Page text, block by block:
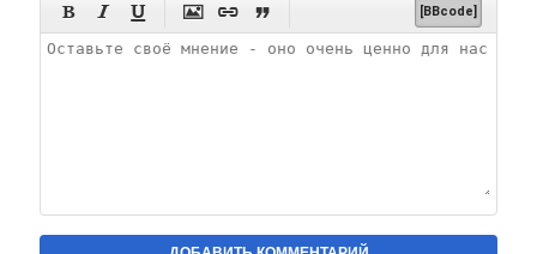
      [BBcode]